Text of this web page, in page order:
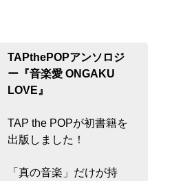
TAPthePOPアンソロジ
ー『音楽愛 ONGAKU
LOVE』
TAP the POPが初書籍を
出版しました！
「真の音楽」だけが持